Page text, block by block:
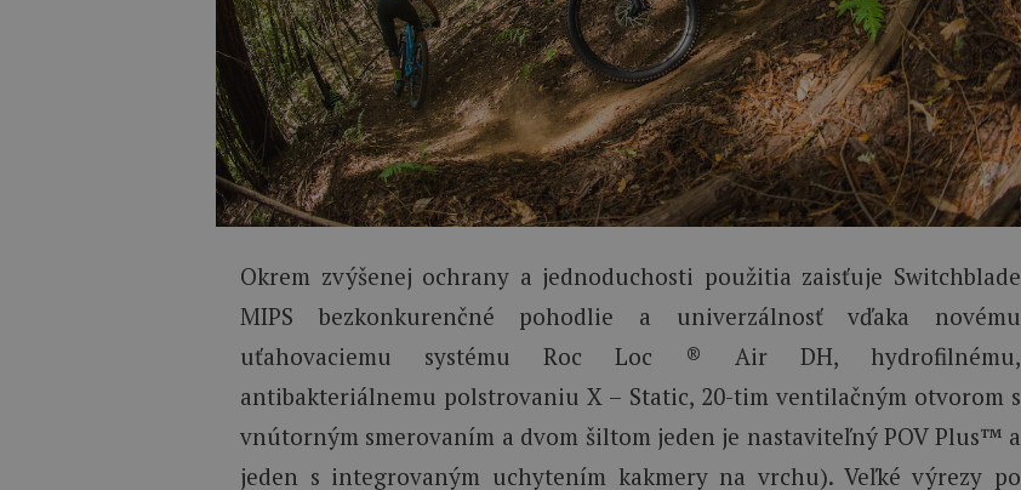
Okrem zvýšenej ochrany a jednoduchosti použitia zaisťuje Switchblade
MIPS bezkonkurenčné pohodlie a univerzálnosť vďaka novému
uťahovaciemu systému Roc Loc ® Air DH, hydrofilnému,
antibakteriálnemu polstrovaniu X – Static, 20-tim ventilačným otvorom s
vnútorným smerovaním a dvom šiltom jeden je nastaviteľný POV Plus™ a
jeden s integrovaným uchytením kakmery na vrchu). Veľké výrezy po